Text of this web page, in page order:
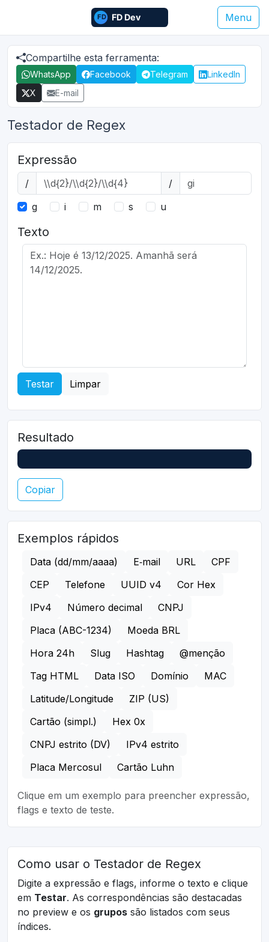
Menu
Compartilhe esta ferramenta:
WhatsApp Facebook Telegram
LinkedIn
X
E-mail
Testador de Regex
Expressão
/
/
g
i m s u
Texto
Testar Limpar
Resultado
Copiar
Exemplos rápidos
Data (dd/mm/aaaa) E‑mail URL
CPF
CEP
Telefone UUID v4
Cor Hex
IPv4
Número decimal
CNPJ
Placa (ABC-1234)
Moeda BRL
Hora 24h
Slug Hashtag
@menção
Tag HTML
Data ISO Domínio
MAC
Latitude/Longitude
ZIP (US)
Cartão (simpl.)
Hex 0x
CNPJ estrito (DV)
IPv4 estrito
Placa Mercosul
Cartão Luhn
Clique em um exemplo para preencher expressão,
flags e texto de teste.
Como usar o Testador de Regex
Digite a expressão e flags, informe o texto e clique
em Testar. As correspondências são destacadas
no preview e os grupos são listados com seus
índices.